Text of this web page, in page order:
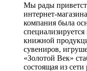
Мы рады
интернет-
компания была
книжной
сувениров,
«Золотой Век»
состоящая из